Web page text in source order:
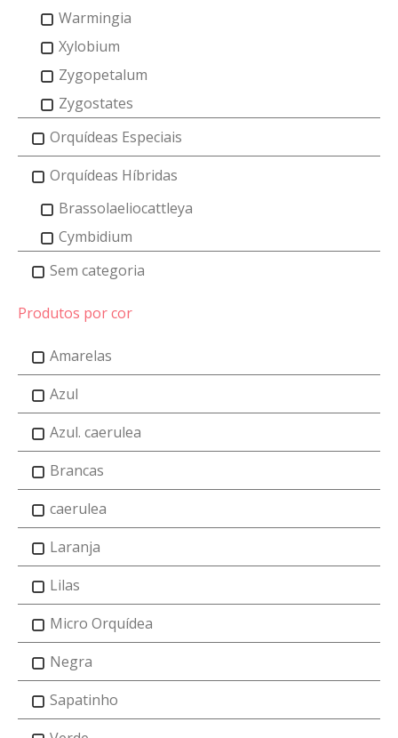
Warmingia
Xylobium
Zygopetalum
Zygostates
Orquídeas Especiais
Orquídeas Híbridas
Brassolaeliocattleya
Cymbidium
Sem categoria
Produtos por cor
Amarelas
Azul
Azul. caerulea
Brancas
caerulea
Laranja
Lilas
Micro Orquídea
Negra
Sapatinho